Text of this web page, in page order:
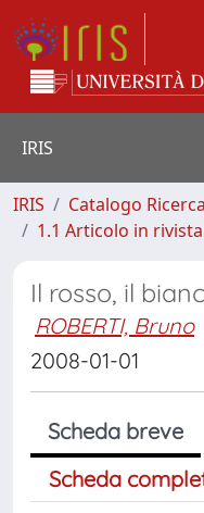
IRIS
IRIS Catalogo Ricerca
1.1 Articolo in rivista
Il rosso, il
ROBERTI, Bruno
2008-01-01
Scheda breve
Scheda